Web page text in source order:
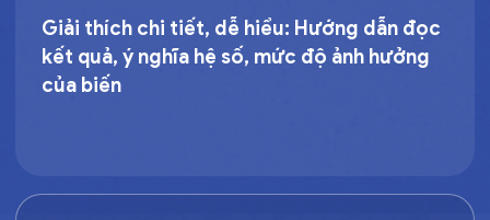
Giải thích chi tiết, dễ hiểu: Hướng dẫn đọc
kết quả, ý nghĩa hệ số, mức độ ảnh hưởng
của biến